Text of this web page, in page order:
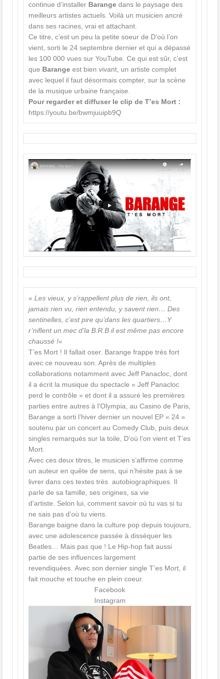
continue d’installer Barange dans le paysage des
meilleurs artistes actuels. Voilà un musicien ancré
dans ses racines, vrai et attachant.
Ce titre, c’est un peu la petite soeur de D’où l’on
vient, sorti le 24 septembre dernier et qui a dépassé
les 100 000 vues sur YouTube. Ce qui est sûr, c’est
que Barange est bien vivant, un artiste complet
avec lequel il faut désormais compter, sur la scène
de la musique urbaine française.
Pour regarder et diffuser le clip de T’es Mort :
https://youtu.be/bwmjuuipb9Q
«Les vieux, y s’rappellent plus de rien, ils ont,
jamais rien vu, rien entendu, y savent rien… Des
sentinelles, c’est pire qu’dans les quartiers…Y
r’niflent un mec d’la B.R.B il est même pas encore
chaussé !«
T’es Mort ! Il fallait oser. Barange frappe très fort
avec ce nouveau son. Après de multiples
collaborations notamment avec Jeff Panacloc, dont
il a écrit la musique du spectacle « Jeff Panacloc
perd le contrôle » et dont il a assuré les premières
parties entre autres à l’Olympia, au Casino de Paris,
Barange a sorti l’hiver dernier un nouvel EP « 24 »
soutenu par un concert au Comedy Club, puis deux
singles remarqués sur la toile, D’où l’on vient et T’es
Mort.
Avec ces deux titres, le musicien s’affirme comme
un auteur en quête de sens, qui n’hésite pas à se
livrer dans ces textes très autobiographiques. Il
parle de sa famille, ses origines, sa vie
d’artiste. Selon lui, comment savoir où tu vas si tu
ne sais pas d’où tu viens.
Barange baigne dans la culture pop depuis toujours,
avec une adolescence passée à disséquer les
Beatles… Mais pas que ! Le Hip-hop fait aussi
partie de ses influences largement
revendiquées. Avec son dernier single T’es Mort, il
fait mouche et touche en plein coeur.
Facebook
Instagram